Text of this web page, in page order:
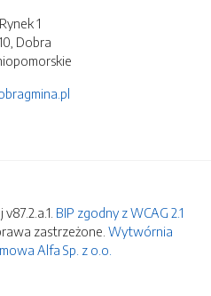
1
Dobra
BIP zgodny z WCAG 2.1
zastrzeżone. Wytwórnia
Alfa Sp. z o.o.